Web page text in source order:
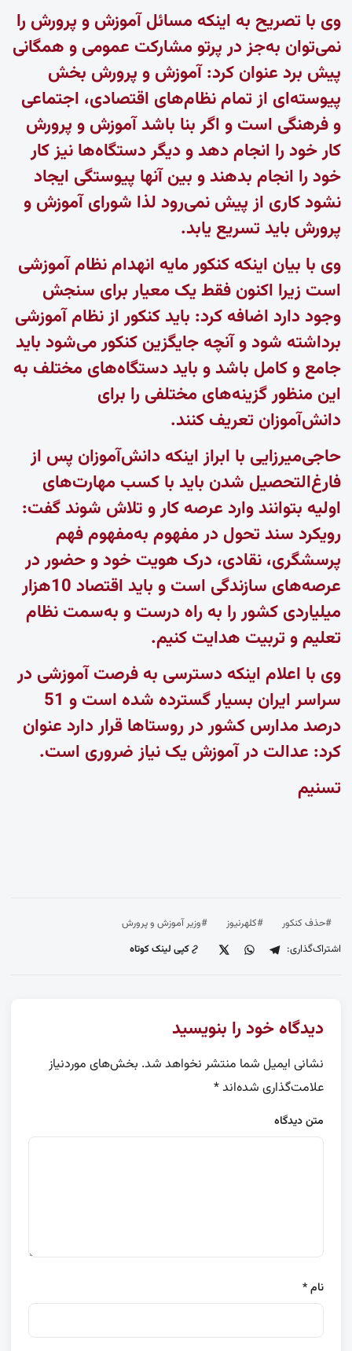
وی با تصریح به اینکه مسائل آموزش و پرورش را
نمی‌توان به‌جز در پرتو مشارکت عمومی و همگانی
پیش برد عنوان کرد: آموزش و پرورش بخش
پیوسته‌ای از تمام نظام‌های اقتصادی، اجتماعی
و فرهنگی است و اگر بنا باشد آموزش و پرورش
کار خود را انجام دهد و دیگر دستگاه‌ها نیز کار
خود را انجام بدهند و بین آنها پیوستگی ایجاد
نشود کاری از پیش نمی‌رود لذا شورای آموزش و
پرورش باید تسریع یابد.
وی با بیان اینکه کنکور مایه انهدام نظام آموزشی
است زیرا اکنون فقط یک معیار برای سنجش
وجود دارد اضافه کرد: باید کنکور از نظام آموزشی
برداشته شود و آنچه جایگزین کنکور می‌شود باید
جامع و کامل باشد و باید دستگاه‌های مختلف به
این منظور گزینه‌های مختلفی را برای
دانش‌آموزان تعریف کنند.
حاجی‌میرزایی با ابراز اینکه دانش‌آموزان پس از
فارغ‌التحصیل شدن باید با کسب مهارت‌های
اولیه بتوانند وارد عرصه کار و تلاش شوند گفت:
رویکرد سند تحول در مفهوم به‌مفهوم فهم
پرسشگری، نقادی، درک هویت خود و حضور در
عرصه‌های سازندگی است و باید اقتصاد 10هزار
میلیاردی کشور را به راه درست و به‌سمت نظام
تعلیم و تربیت هدایت کنیم.
وی با اعلام اینکه دسترسی به فرصت آموزشی در
سراسر ایران بسیار گسترده شده است و 51
درصد مدارس کشور در روستاها قرار دارد عنوان
کرد: عدالت در آموزش یک نیاز ضروری است.
تسنیم
#حذف کنکور #کلهرنیوز
#وزیر آموزش و پرورش
اشتراک‌گذاری:
کپی لینک کوتاه
دیدگاه خود را بنویسید
نشانی ایمیل شما منتشر نخواهد شد. بخش‌های موردنیاز
علامت‌گذاری شده‌اند*
متن دیدگاه
نام*